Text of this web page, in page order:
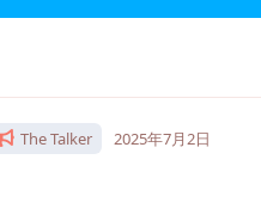
The Talker 2025年7月2日